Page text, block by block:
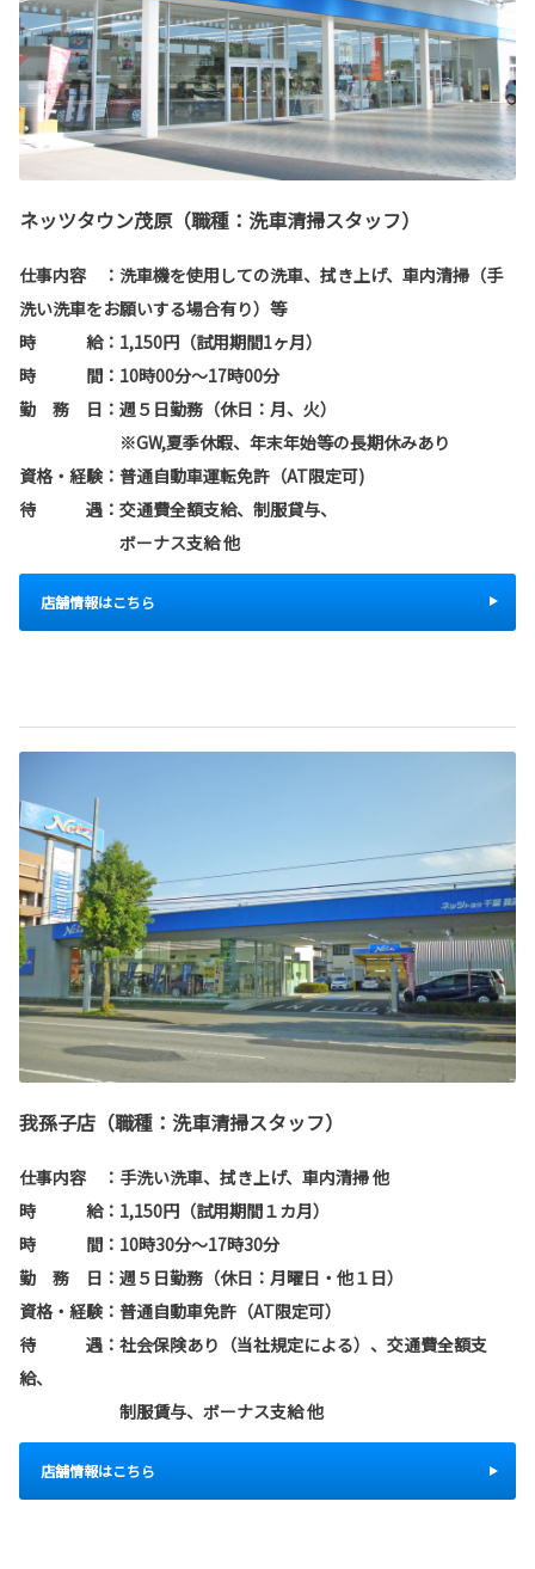
ネッツタウン茂原（職種：洗車清掃スタッフ）
仕事内容 ： 洗車機を使用しての洗車、拭き上げ、車内清掃（手
洗い洗車をお願いする場合有り）等
時 給：1,150円（試用期間1ヶ月）
時 間：10時00分～17時00分
勤 務 日：週５日勤務（休日：月、火）
※GW,夏季休暇、年末年始等の長期休みあり
資格・経験：普通自動車運転免許（AT限定可)
待 遇：交通費全額支給、制服貸与、
ボーナス支給 他
店舗情報はこちら
我孫子店（職種：洗車清掃スタッフ）
仕事内容 ：手洗い洗車、拭き上げ、車内清掃 他
時 給：1,150円（試用期間１カ月）
時 間：10時30分～17時30分
勤 務 日：週５日勤務（休日：月曜日・他１日）
資格・経験：普通自動車免許（AT限定可）
待 遇：社会保険あり（当社規定による）、交通費全額支
給、
制服賃与、ボーナス支給 他
店舗情報はこちら